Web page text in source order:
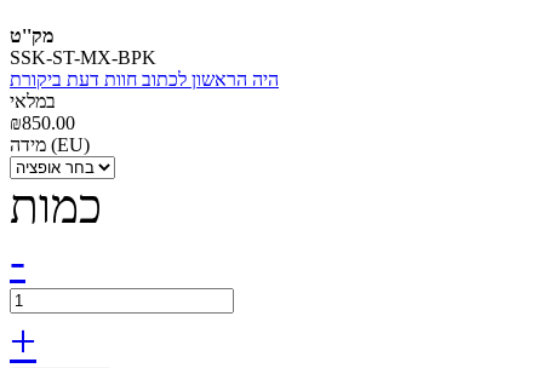
מק''ט
SSK-ST-MX-BPK
היה הראשון לכתוב חוות דעת ביקורת
במלאי
מידה (EU)
כמות
-
+